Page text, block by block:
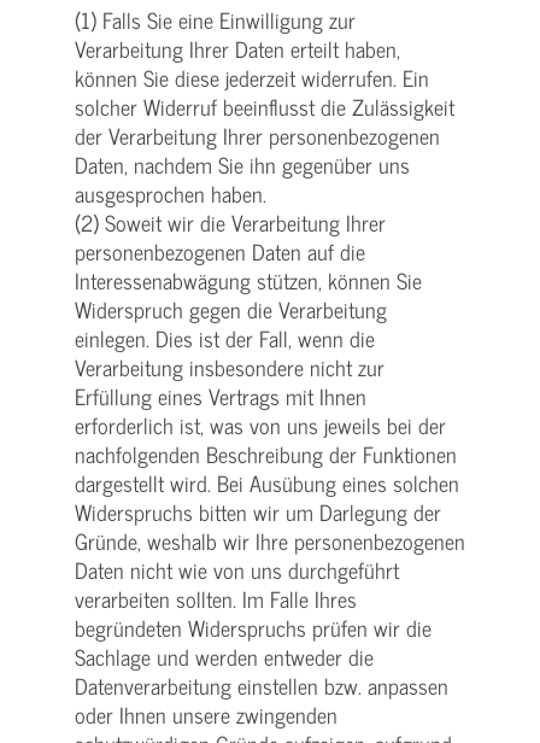
(1) Falls Sie eine Einwilligung zur
Verarbeitung Ihrer Daten erteilt haben,
können Sie diese jederzeit widerrufen. Ein
solcher Widerruf beeinflusst die Zulässigkeit
der Verarbeitung Ihrer personenbezogenen
Daten, nachdem Sie ihn gegenüber uns
ausgesprochen haben.
(2) Soweit wir die Verarbeitung Ihrer
personenbezogenen Daten auf die
Interessenabwägung stützen, können Sie
Widerspruch gegen die Verarbeitung
einlegen. Dies ist der Fall, wenn die
Verarbeitung insbesondere nicht zur
Erfüllung eines Vertrags mit Ihnen
erforderlich ist, was von uns jeweils bei der
nachfolgenden Beschreibung der Funktionen
dargestellt wird. Bei Ausübung eines solchen
Widerspruchs bitten wir um Darlegung der
Gründe, weshalb wir Ihre personenbezogenen
Daten nicht wie von uns durchgeführt
verarbeiten sollten. Im Falle Ihres
begründeten Widerspruchs prüfen wir die
Sachlage und werden entweder die
Datenverarbeitung einstellen bzw. anpassen
oder Ihnen unsere zwingenden